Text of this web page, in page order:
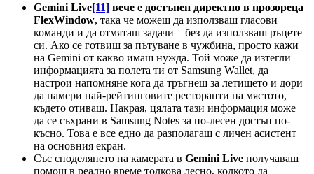
Gemini Live[11] вече е достъпен директно в прозореца
FlexWindow, така че можеш да използваш гласови
команди и да отмяташ задачи – без да използваш ръцете
си. Ако се готвиш за пътуване в чужбина, просто кажи
на Gemini от какво имаш нужда. Той може да изтегли
информацията за полета ти от Samsung Wallet, да
настрои напомняне кога да тръгнеш за летището и дори
да намери най-рейтинговите ресторанти на мястото,
където отиваш. Накрая, цялата тази информация може
да се съхрани в Samsung Notes за по-лесен достъп по-
късно. Това е все едно да разполагаш с личен асистент
на основния екран.
Със споделянето на камерата в Gemini Live получаваш
помощ в реално време толкова лесно, колкото да